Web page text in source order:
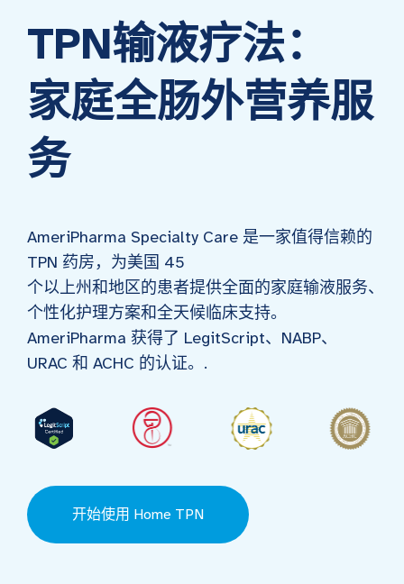
TPN输液疗法：
家庭全肠外营养服
务
AmeriPharma Specialty Care 是一家值得信赖的
TPN 药房，为美国 45
个以上州和地区的患者提供全面的家庭输液服务、
个性化护理方案和全天候临床支持。
AmeriPharma 获得了 LegitScript、NABP、
URAC 和 ACHC 的认证。.
开始使用 Home TPN